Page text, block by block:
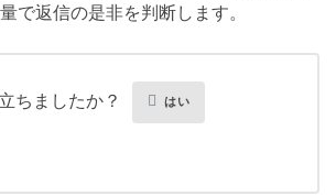
で返信の是非を判断します。
ちましたか？ はい